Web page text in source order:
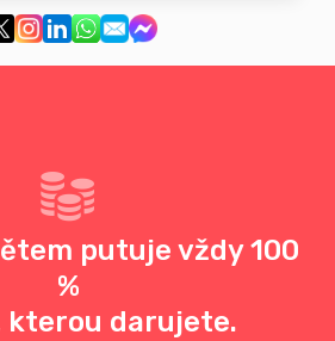
putuje vždy 100
%
kterou darujete.